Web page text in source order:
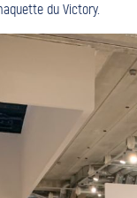
du Victory.